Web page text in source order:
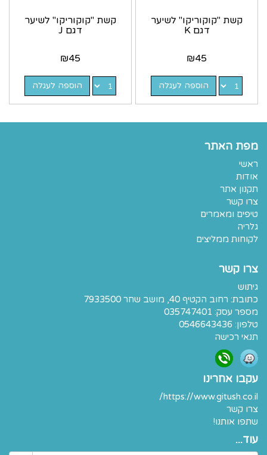
קשת "קוקוריקו" לשיער
דגם K
₪45
הוספה לעגלה
קשת "קוקוריקו" לשיער
דגם J
₪45
הוספה לעגלה
מפת האתר
ראשי
אודות
תקנון אתר
צרו קשר
טיפים ומאמרים
גלריה
לקוחות ממליצים
צרו קשר
גיתוש
כתובת: רחוב הקטיף 40, מושב שחר 7933500
מספר עסק: 035747401
טלפון: 0546643436
תנאי רכישה
עקבו אחרינו
https://www.gitush.co.il/
צרו קשר
שתפו אותנו!
עוד...